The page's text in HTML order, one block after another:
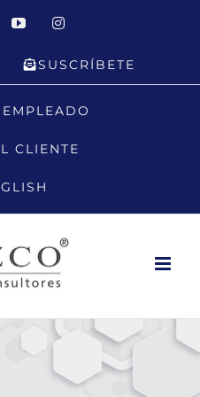
YouTubeInstagram
SUSCRÍBETE
CLIENTE